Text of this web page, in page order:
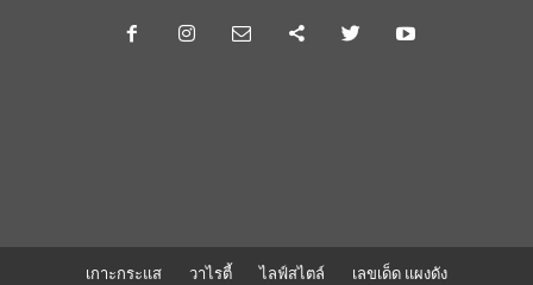
เกาะกระแส วาไรตี้ ไลฟ์สไตล์ เลขเด็ด แผงดัง